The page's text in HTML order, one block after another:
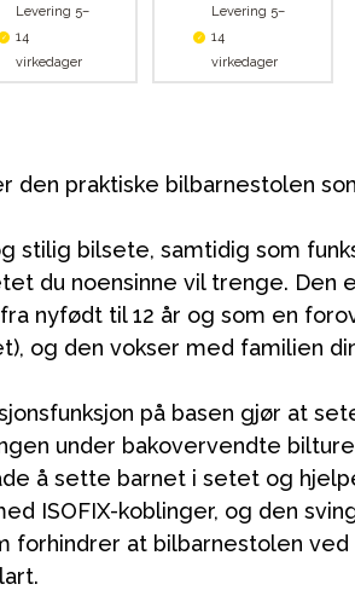
Levering 5–
14
virkedager
Levering 5–
14
virkedager
den praktiske bilbarnestolen
stilig bilsete, samtidig som
du noensinne vil trenge. Den
nyfødt til 12 år og som en
og den vokser med familien
på basen gjør at
under bakovervendte
å sette barnet i setet og
ISOFIX-koblinger, og den
forhindrer at bilbarnestolen